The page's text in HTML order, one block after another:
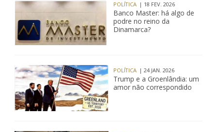
POLÍTICA | 18 FEV. 2026
Banco Master: há algo de
podre no reino da
Dinamarca?
POLÍTICA | 24 JAN. 2026
Trump e a Groenlândia: um
amor não correspondido